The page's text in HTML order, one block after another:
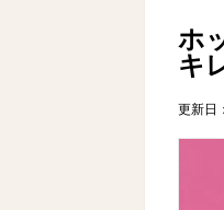
ホ
キ
更新日